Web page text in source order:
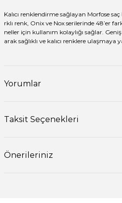
Kalıcı renklendirme sağlayan Morfose
rklı renk, Onix ve Nox serilerinde 48’er
neller için kullanım kolaylığı sağlar.
arak sağlıklı ve kalıcı renklere ulaşmaya
Yorumlar
Taksit Seçenekleri
Önerileriniz